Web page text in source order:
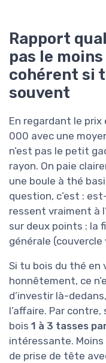
Rapport
pas le
cohérent si
souvent
En regardant le prix
000 avec une
n’est pas le petit
rayon. On paie
une boule à thé
question, c’est :
ressent vraiment à
sur deux points : la
générale (couvercle
Si tu bois du thé en
honnêtement, ce
d’investir là-
l’affaire. Par
bois 1 à 3 tasses
intéressante.
de prise de tête